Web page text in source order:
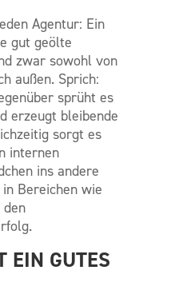
Agentur: Ein
gut geölte
zwar sowohl von
außen. Sprich:
sprüht es
erzeugt bleibende
sorgt es
internen
ins andere
Bereichen wie
den
EIN GUTES